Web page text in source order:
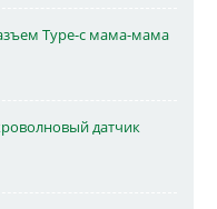
Type-c мама-мама
датчик